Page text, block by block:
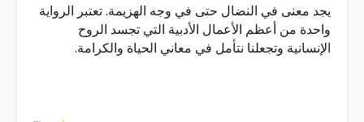
يجد معنى في النضال حتى في وجه الهزيمة. تعتبر الرواية
واحدة من أعظم الأعمال الأدبية التي تجسد الروح
الإنسانية وتجعلنا نتأمل في معاني الحياة والكرامة.